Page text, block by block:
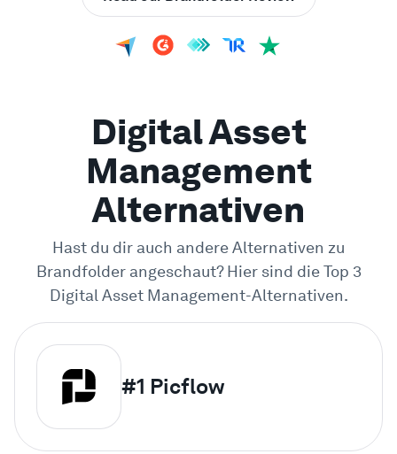
Digital Asset
Management
Alternativen
Hast du dir auch andere Alternativen zu
Brandfolder angeschaut? Hier sind die Top 3
Digital Asset Management-Alternativen.
#1 Picflow